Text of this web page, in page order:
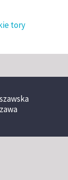
tory